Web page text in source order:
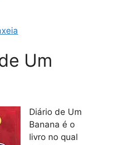
Um
Diário de Um
Banana é o
livro no qual